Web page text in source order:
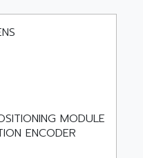
MODULE
ENCODER